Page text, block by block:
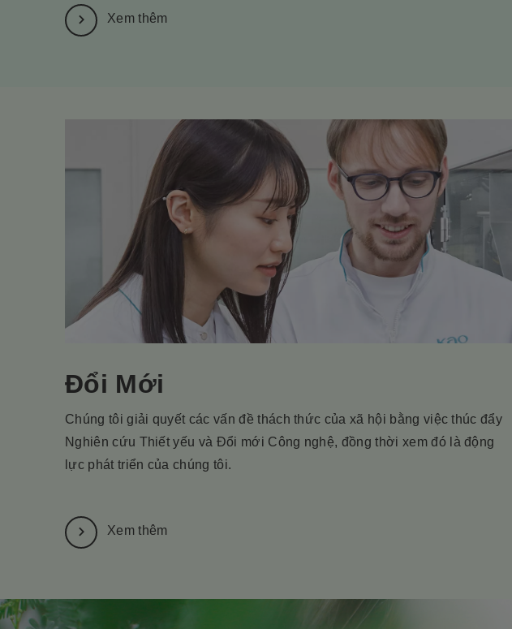
Xem thêm
Đổi Mới
Chúng tôi giải quyết các vấn đề thách thức của xã hội bằng việc thúc đẩy
Nghiên cứu Thiết yếu và Đổi mới Công nghệ, đồng thời xem đó là động
lực phát triển của chúng tôi.
Xem thêm